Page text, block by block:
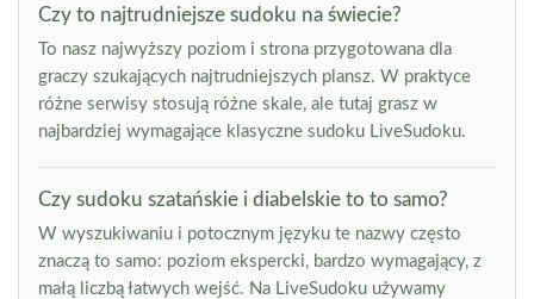
Czy to najtrudniejsze sudoku na świecie?
To nasz najwyższy poziom i strona przygotowana dla
graczy szukających najtrudniejszych plansz. W praktyce
różne serwisy stosują różne skale, ale tutaj grasz w
najbardziej wymagające klasyczne sudoku LiveSudoku.
Czy sudoku szatańskie i diabelskie to to samo?
W wyszukiwaniu i potocznym języku te nazwy często
znaczą to samo: poziom ekspercki, bardzo wymagający, z
małą liczbą łatwych wejść. Na LiveSudoku używamy